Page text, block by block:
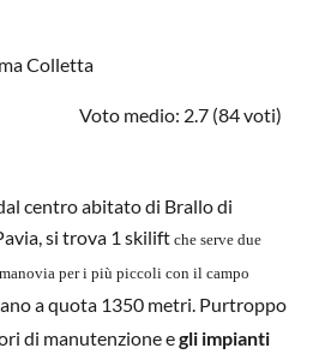
Colletta
Voto medio: 2.7 (84voti)
centro abitato di Brallo di
si trova 1 skilift che serve due
per i più piccoli con il campo
a quota 1350 metri. Purtroppo
di manutenzione egli impianti